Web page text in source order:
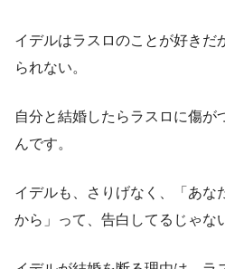
イデルはラスロのことが好きだ
られない。
自分と結婚したらラスロに傷が
んです。
イデルも、さりげなく、「あな
から」って、告白してるじゃな